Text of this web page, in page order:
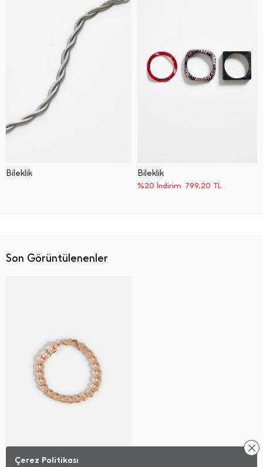
Bi̇lekli̇k Bileklik
%20 İndirim 799,20 TL
Son Görüntülenenler
Çerez Politikası